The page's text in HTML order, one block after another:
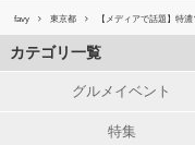
favy 東京都 【メディアで話題】特
カテゴリ一覧
グルメイベント
特集